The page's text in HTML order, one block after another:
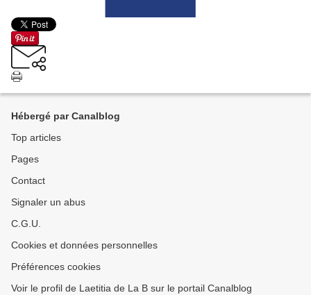
Hébergé par Canalblog
Top articles
Pages
Contact
Signaler un abus
C.G.U.
Cookies et données personnelles
Préférences cookies
Voir le profil de Laetitia de La B sur le portail Canalblog